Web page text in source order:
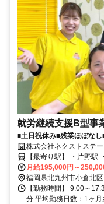
就労継続支援B型事
■土日祝休み■残業ほぼな
備■独自の福利厚生あり
株式会社ネクストステ
【最寄り駅】 ・片野駅
月給195,000円～
福岡県北九州市小倉北区
【勤務時間】 9:00～
分 平均勤務日数：1ヶ